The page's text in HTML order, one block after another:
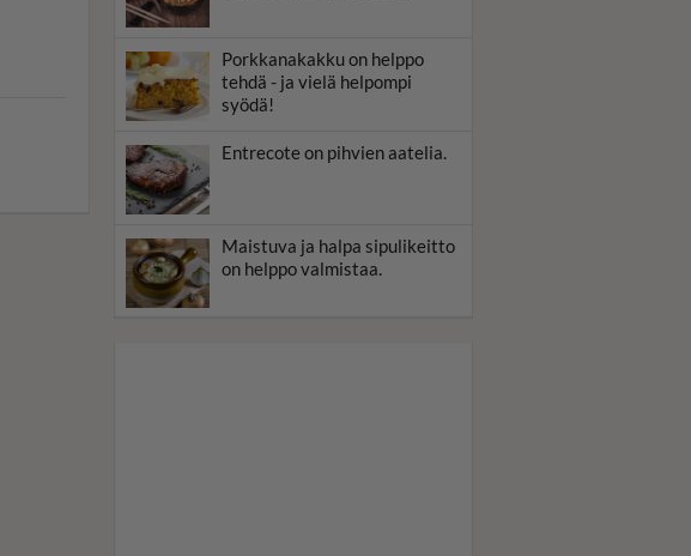
Porkkanakakku on helppo
tehdä - ja vielä helpompi
syödä!
Entrecote on pihvien aatelia.
Maistuva ja halpa sipulikeitto
on helppo valmistaa.